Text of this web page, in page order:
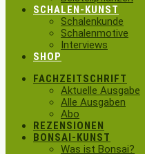
SCHALEN-KUNST
Schalenkunde
Schalenmotive
Interviews
SHOP
FACHZEITSCHRIFT
Aktuelle Ausgabe
Alle Ausgaben
Abo
REZENSIONEN
BONSAI-KUNST
Was ist Bonsai?